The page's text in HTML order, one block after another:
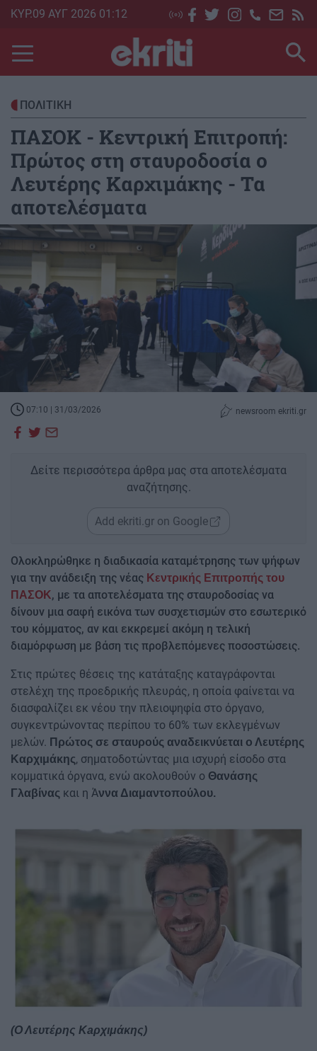
Skip
main
content
ΚΥΡ.09 ΑΥΓ 2026 01:12
ΠΟΛΙΤΙΚΗ
ΠΑΣΟΚ - Κεντρική Επιτροπή:
Πρώτος στη σταυροδοσία ο
Λευτέρης Καρχιμάκης - Τα
αποτελέσματα
07:10 | 31/03/2026 newsroom ekriti.gr
Δείτε περισσότερα άρθρα μας στα αποτελέσματα
αναζήτησης.
Add ekriti.gr on Google
Ολοκληρώθηκε η διαδικασία καταμέτρησης των ψήφων
για την ανάδειξη της νέας Κεντρικής Επιτροπής του
ΠΑΣΟΚ, με τα αποτελέσματα της σταυροδοσίας να
δίνουν μια σαφή εικόνα των συσχετισμών στο εσωτερικό
του κόμματος, αν και εκκρεμεί ακόμη η τελική
διαμόρφωση με βάση τις προβλεπόμενες ποσοστώσεις.
Στις πρώτες θέσεις της κατάταξης καταγράφονται
στελέχη της προεδρικής πλευράς, η οποία φαίνεται να
διασφαλίζει εκ νέου την πλειοψηφία στο όργανο,
συγκεντρώνοντας περίπου το 60% των εκλεγμένων
μελών. Πρώτος σε σταυρούς αναδεικνύεται ο Λευτέρης
Καρχιμάκης, σηματοδοτώντας μια ισχυρή είσοδο στα
κομματικά όργανα, ενώ ακολουθούν ο Θανάσης
Γλαβίνας και η Άννα Διαμαντοπούλου.
Image
(Ο Λευτέρης Κaρχιμάκης)